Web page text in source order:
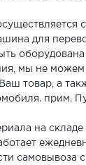
для
мы не можем
товар, а
прим.
на
самовывоза